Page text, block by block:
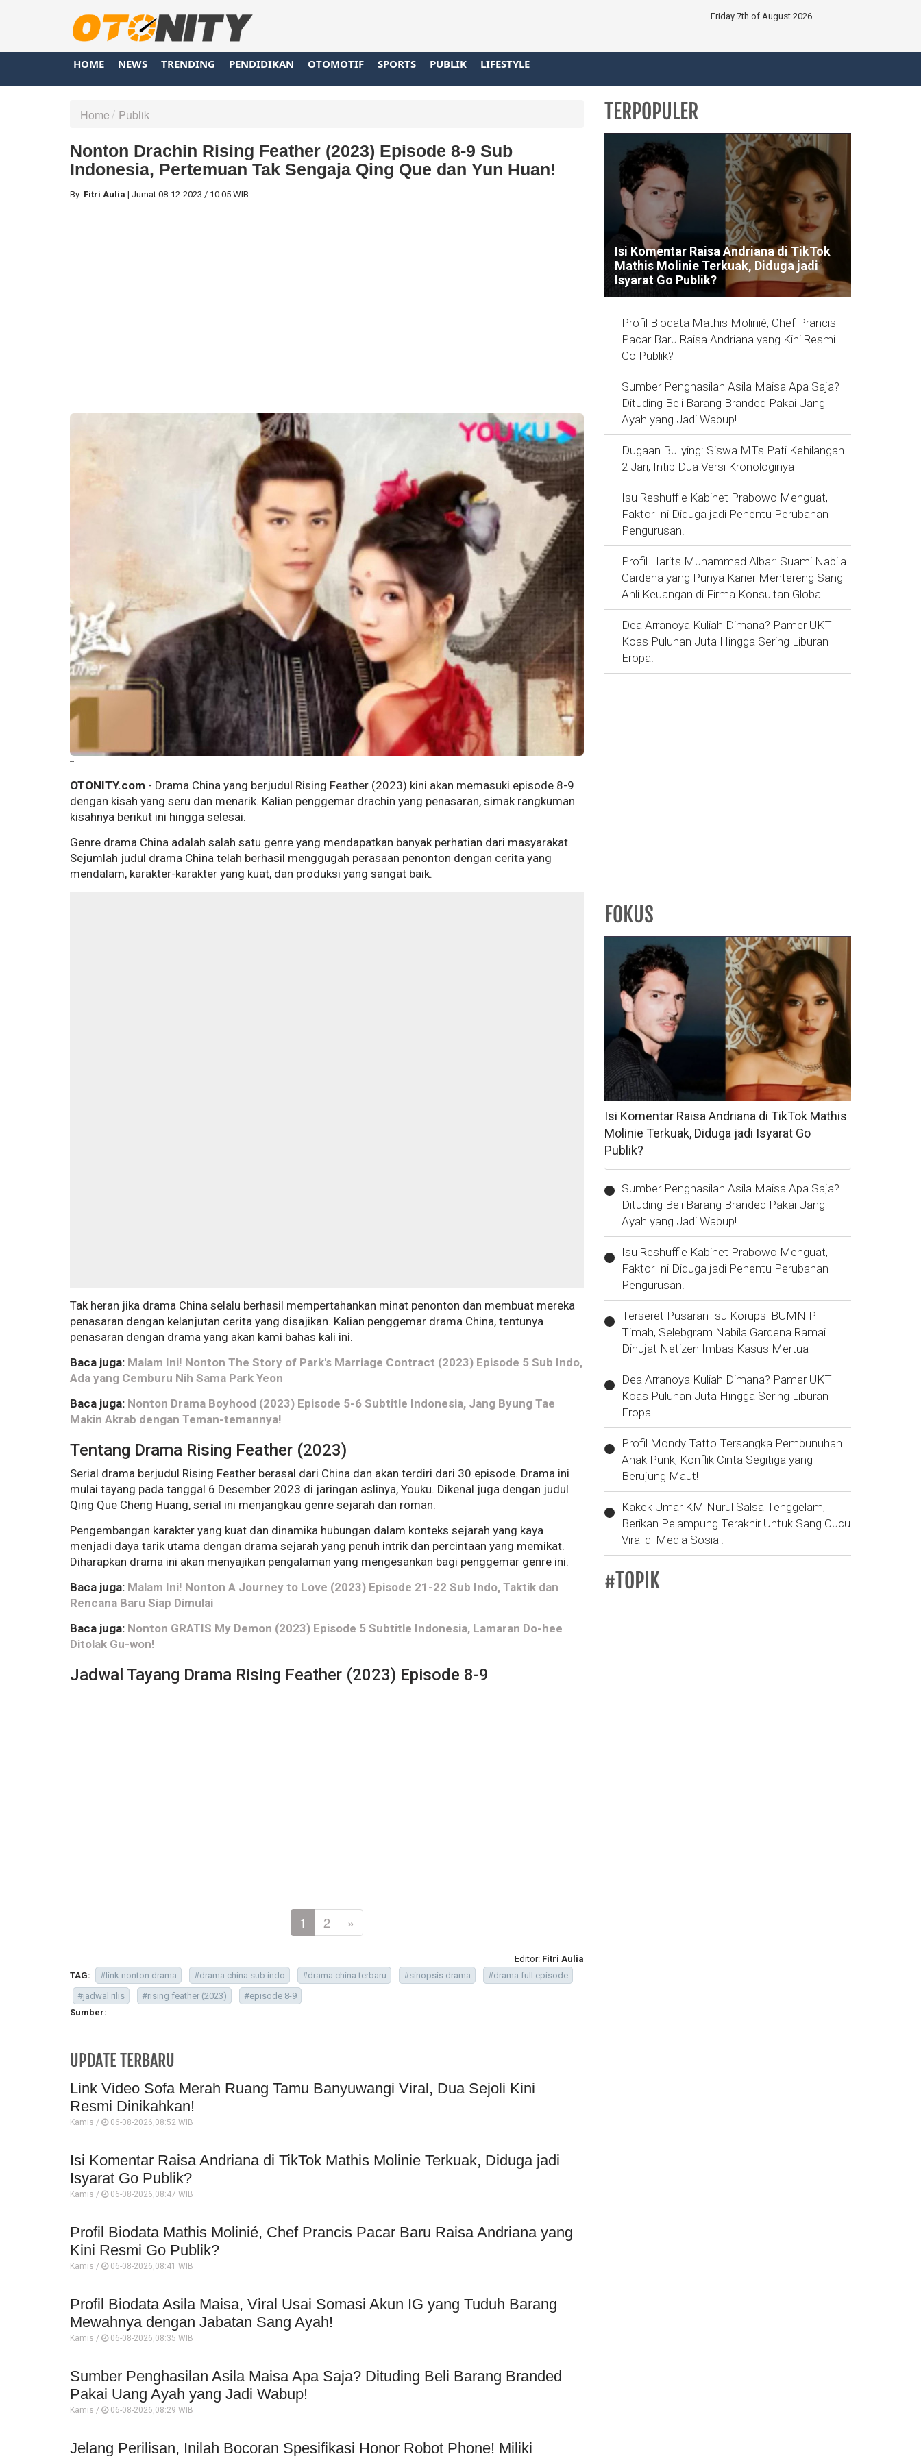
Friday 7th of August 2026
HOME NEWS TRENDING PENDIDIKAN OTOMOTIF SPORTS PUBLIK LIFESTYLE
Home Publik
Nonton Drachin Rising Feather (2023) Episode 8-9 Sub
Indonesia, Pertemuan Tak Sengaja Qing Que dan Yun Huan!
By: Fitri Aulia | Jumat 08-12-2023 / 10:05 WIB
--
OTONITY.com - Drama China yang berjudul Rising Feather (2023) kini akan memasuki episode 8-9
dengan kisah yang seru dan menarik. Kalian penggemar drachin yang penasaran, simak rangkuman
kisahnya berikut ini hingga selesai.
Genre drama China adalah salah satu genre yang mendapatkan banyak perhatian dari masyarakat.
Sejumlah judul drama China telah berhasil menggugah perasaan penonton dengan cerita yang
mendalam, karakter-karakter yang kuat, dan produksi yang sangat baik.
Tak heran jika drama China selalu berhasil mempertahankan minat penonton dan membuat mereka
penasaran dengan kelanjutan cerita yang disajikan. Kalian penggemar drama China, tentunya
penasaran dengan drama yang akan kami bahas kali ini.
Baca juga: Malam Ini! Nonton The Story of Park's Marriage Contract (2023) Episode 5 Sub Indo,
Ada yang Cemburu Nih Sama Park Yeon
Baca juga: Nonton Drama Boyhood (2023) Episode 5-6 Subtitle Indonesia, Jang Byung Tae
Makin Akrab dengan Teman-temannya!
Tentang Drama Rising Feather (2023)
Serial drama berjudul Rising Feather berasal dari China dan akan terdiri dari 30 episode. Drama ini
mulai tayang pada tanggal 6 Desember 2023 di jaringan aslinya, Youku. Dikenal juga dengan judul
Qing Que Cheng Huang, serial ini menjangkau genre sejarah dan roman.
Pengembangan karakter yang kuat dan dinamika hubungan dalam konteks sejarah yang kaya
menjadi daya tarik utama dengan drama sejarah yang penuh intrik dan percintaan yang memikat.
Diharapkan drama ini akan menyajikan pengalaman yang mengesankan bagi penggemar genre ini.
Baca juga: Malam Ini! Nonton A Journey to Love (2023) Episode 21-22 Sub Indo, Taktik dan
Rencana Baru Siap Dimulai
Baca juga: Nonton GRATIS My Demon (2023) Episode 5 Subtitle Indonesia, Lamaran Do-hee
Ditolak Gu-won!
Jadwal Tayang Drama Rising Feather (2023) Episode 8-9
1 2 »
Editor: Fitri Aulia
TAG:
#link nonton drama #drama china sub indo #drama china terbaru #sinopsis drama
#drama full episode
#jadwal rilis
#rising feather (2023)
#episode 8-9
Sumber:
UPDATE TERBARU
Link Video Sofa Merah Ruang Tamu Banyuwangi Viral, Dua Sejoli Kini
Resmi Dinikahkan!
Kamis / 06-08-2026,08:52 WIB
Isi Komentar Raisa Andriana di TikTok Mathis Molinie Terkuak, Diduga jadi
Isyarat Go Publik?
Kamis / 06-08-2026,08:47 WIB
Profil Biodata Mathis Molinié, Chef Prancis Pacar Baru Raisa Andriana yang
Kini Resmi Go Publik?
Kamis / 06-08-2026,08:41 WIB
Profil Biodata Asila Maisa, Viral Usai Somasi Akun IG yang Tuduh Barang
Mewahnya dengan Jabatan Sang Ayah!
Kamis / 06-08-2026,08:35 WIB
Sumber Penghasilan Asila Maisa Apa Saja? Dituding Beli Barang Branded
Pakai Uang Ayah yang Jadi Wabup!
Kamis / 06-08-2026,08:29 WIB
Jelang Perilisan, Inilah Bocoran Spesifikasi Honor Robot Phone! Miliki
TERPOPULER
Isi Komentar Raisa Andriana di TikTok
Mathis Molinie Terkuak, Diduga jadi
Isyarat Go Publik?
Profil Biodata Mathis Molinié, Chef Prancis
Pacar Baru Raisa Andriana yang Kini Resmi
Go Publik?
Sumber Penghasilan Asila Maisa Apa Saja?
Dituding Beli Barang Branded Pakai Uang
Ayah yang Jadi Wabup!
Dugaan Bullying: Siswa MTs Pati Kehilangan
2 Jari, Intip Dua Versi Kronologinya
Isu Reshuffle Kabinet Prabowo Menguat,
Faktor Ini Diduga jadi Penentu Perubahan
Pengurusan!
Profil Harits Muhammad Albar: Suami Nabila
Gardena yang Punya Karier Mentereng Sang
Ahli Keuangan di Firma Konsultan Global
Dea Arranoya Kuliah Dimana? Pamer UKT
Koas Puluhan Juta Hingga Sering Liburan
Eropa!
FOKUS
Isi Komentar Raisa Andriana di TikTok Mathis
Molinie Terkuak, Diduga jadi Isyarat Go
Publik?
Sumber Penghasilan Asila Maisa Apa Saja?
Dituding Beli Barang Branded Pakai Uang
Ayah yang Jadi Wabup!
Isu Reshuffle Kabinet Prabowo Menguat,
Faktor Ini Diduga jadi Penentu Perubahan
Pengurusan!
Terseret Pusaran Isu Korupsi BUMN PT
Timah, Selebgram Nabila Gardena Ramai
Dihujat Netizen Imbas Kasus Mertua
Dea Arranoya Kuliah Dimana? Pamer UKT
Koas Puluhan Juta Hingga Sering Liburan
Eropa!
Profil Mondy Tatto Tersangka Pembunuhan
Anak Punk, Konflik Cinta Segitiga yang
Berujung Maut!
Kakek Umar KM Nurul Salsa Tenggelam,
Berikan Pelampung Terakhir Untuk Sang Cucu
Viral di Media Sosial!
#TOPIK